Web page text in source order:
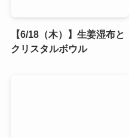
【6/18（木）】生姜湿布と
クリスタルボウル